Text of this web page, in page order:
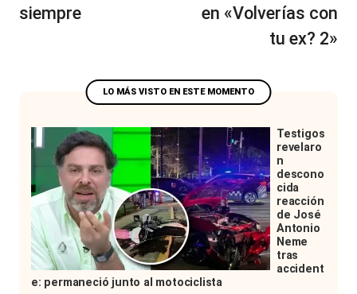
siempre
en «Volverías con
tu ex? 2»
Testigos
revelaro
n
descono
cida
reacción
de José
Antonio
Neme
tras
accident
e: permaneció junto al motociclista